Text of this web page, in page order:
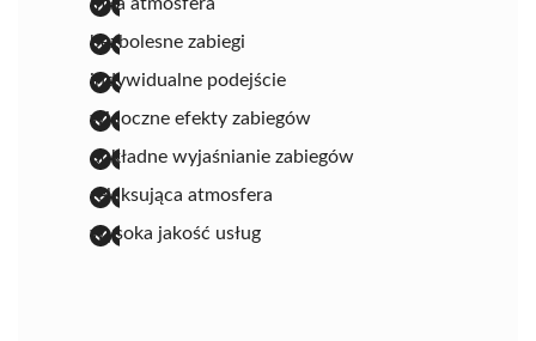
bezbolesne zabiegi
indywidualne podejście
widoczne efekty zabiegów
dokładne wyjaśnianie zabiegów
relaksująca atmosfera
wysoka jakość usług